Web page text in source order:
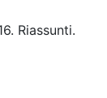
Riassunti.